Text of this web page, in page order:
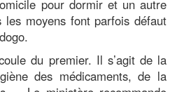
pour dormir et un autre
moyens font parfois défaut
du premier. Il s’agit de la
des médicaments, de la